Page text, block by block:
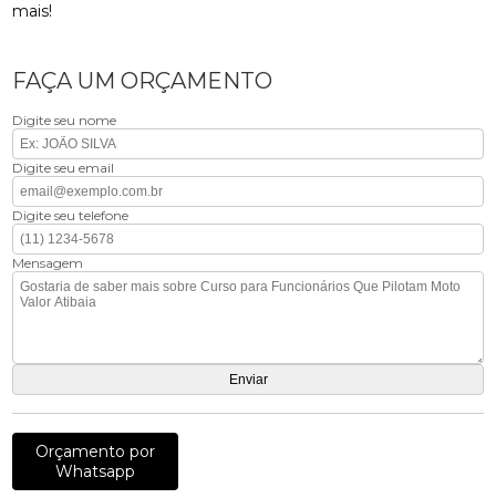
mais!
FAÇA UM ORÇAMENTO
Digite seu nome
Digite seu email
Digite seu telefone
Mensagem
Orçamento por
Whatsapp